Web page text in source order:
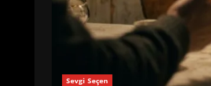
Sevgi Seçen